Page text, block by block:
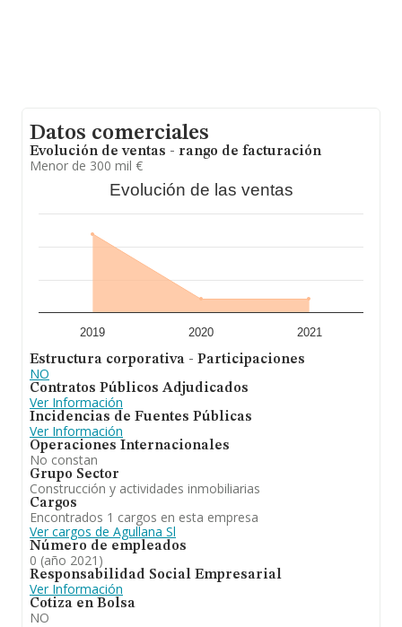
Datos comerciales
Evolución de ventas - rango de facturación
Menor de 300 mil €
Evolución de las ventas
2019 2020 2021
Estructura corporativa - Participaciones
NO
Contratos Públicos Adjudicados
Ver Información
Incidencias de Fuentes Públicas
Ver Información
Operaciones Internacionales
No constan
Grupo Sector
Construcción y actividades inmobiliarias
Cargos
Encontrados 1 cargos en esta empresa
Ver cargos de Agullana Sl
Número de empleados
0 (año 2021)
Responsabilidad Social Empresarial
Ver Información
Cotiza en Bolsa
NO